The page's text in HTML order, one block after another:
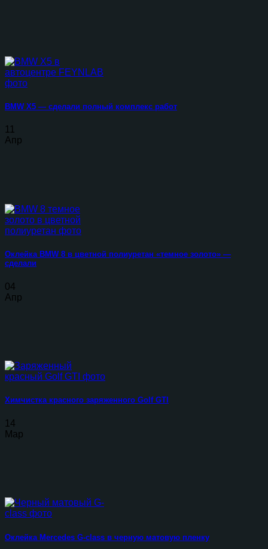
BMW X5 — сделали полный комплекс работ
11
Апр
Оклейка BMW 8 в цветной полиуретан «темное золото» —
сделали
04
Апр
Химчистка красного заряженного Golf GTI
14
Мар
Оклейка Mercedes G-class в черную матовую пленку